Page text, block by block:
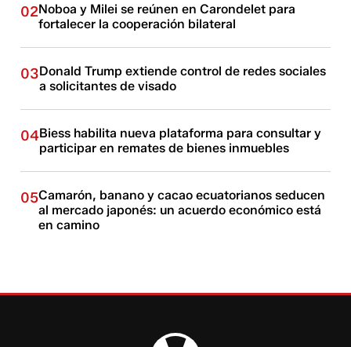
02Noboa y Milei se reúnen en Carondelet para
fortalecer la cooperación bilateral
03Donald Trump extiende control de redes sociales
a solicitantes de visado
04Biess habilita nueva plataforma para consultar y
participar en remates de bienes inmuebles
05Camarón, banano y cacao ecuatorianos seducen
al mercado japonés: un acuerdo económico está
en camino